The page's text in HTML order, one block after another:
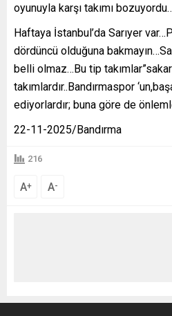
oyunuyla karşı takımı
Haftaya İstanbul’da Sarıyer
dördüncü olduğuna
belli olmaz…Bu tip
takımlardır..Bandırmaspor
ediyorlardır; buna göre de
22-11-2025/Bandırma
216
A+ A-